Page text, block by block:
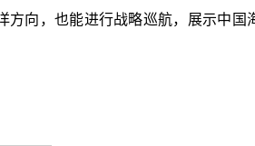
向，也能进行战略巡航，展示中国